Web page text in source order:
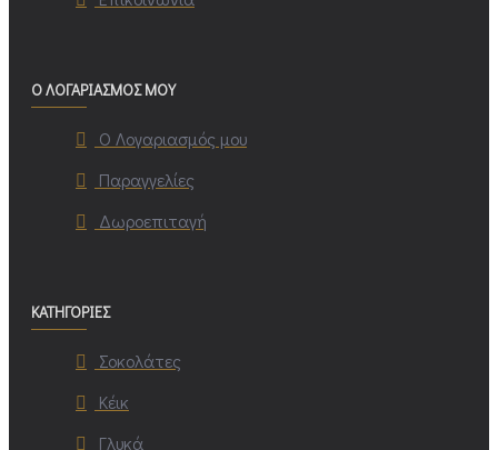
Ο ΛΟΓΑΡΙΑΣΜΟΣ ΜΟΥ
Ο Λογαριασμός μου
Παραγγελίες
Δωροεπιταγή
ΚΑΤΗΓΟΡΙΕΣ
Σοκολάτες
Κέικ
Γλυκά